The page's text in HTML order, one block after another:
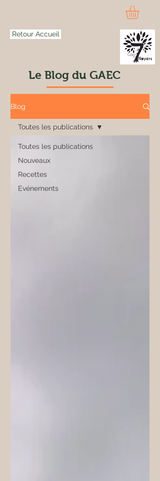
Retour Accueil
Le Blog du GAEC
Blog
Toutes les publications
Nouveaux
Recettes
Evénements
Toutes les publications